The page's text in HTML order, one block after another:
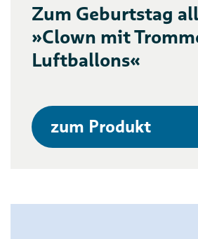
Zum Geburtstag
»Clown mit
Luftballons«
zum Produkt